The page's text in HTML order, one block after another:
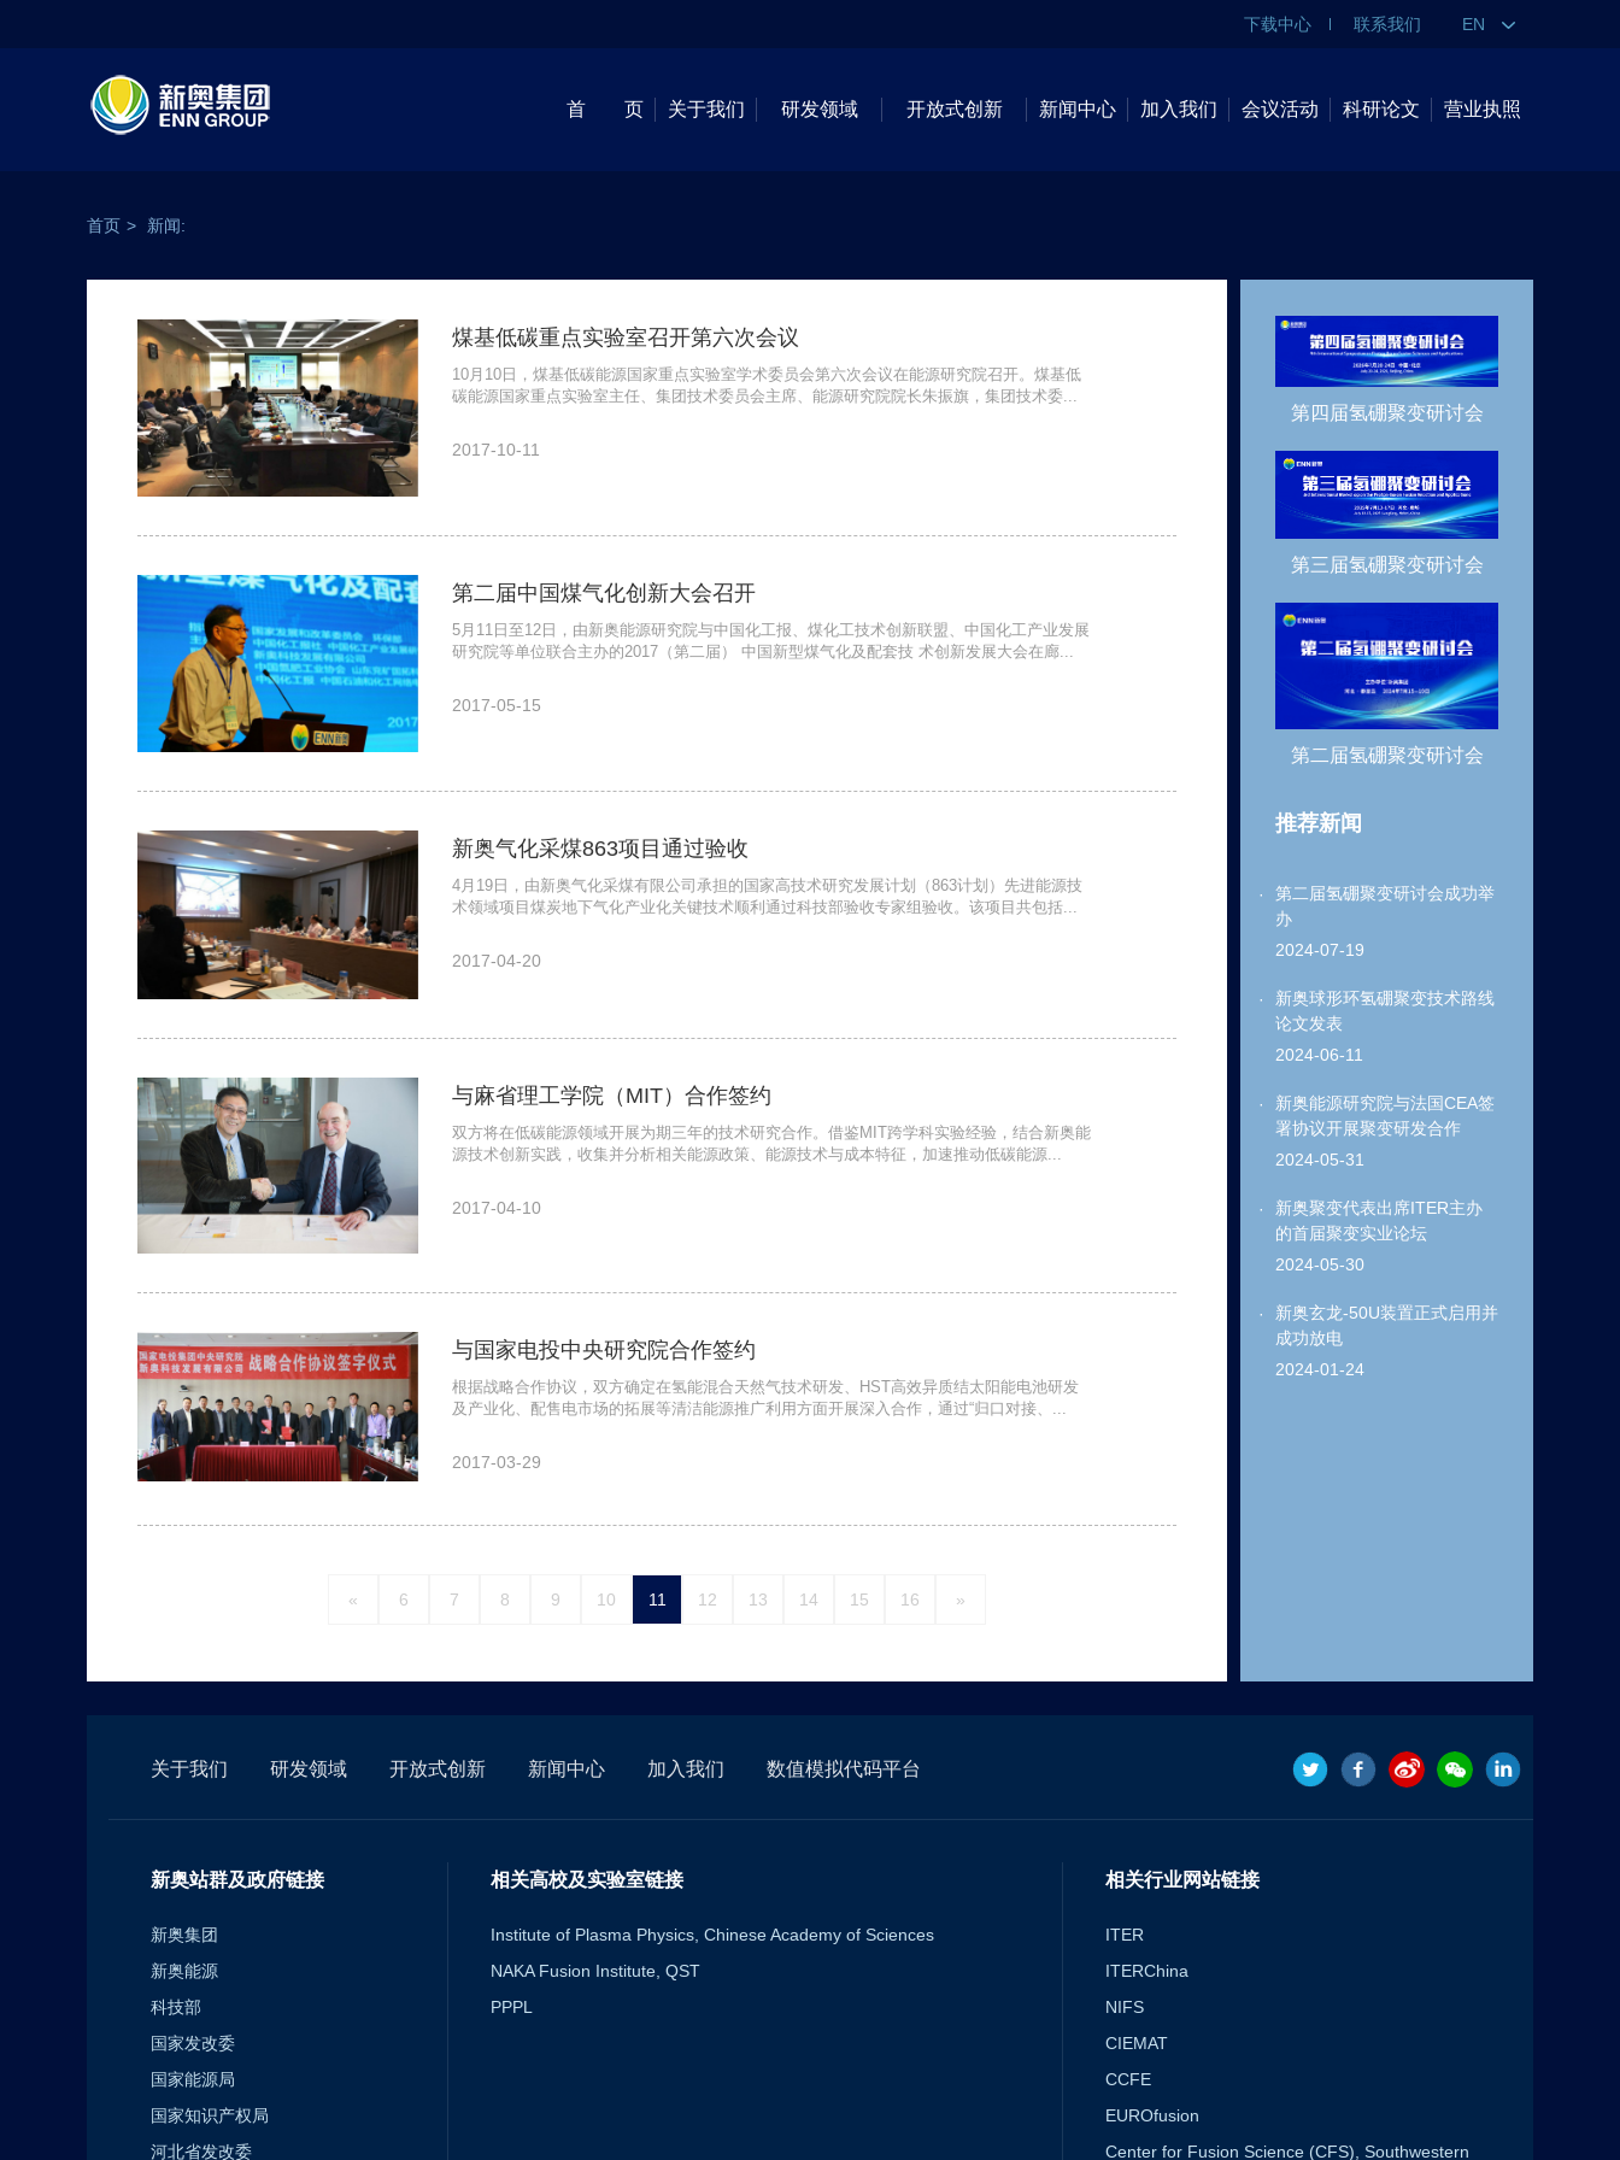
下载中心 联系我们 EN
首 页 关于我们 研发领域 开放式创新 新闻中心 加入我们 会议活动 科研论文 营业执照
首页 > 新闻:
煤基低碳重点实验室召开第六次会议
10月10日，煤基低碳能源国家重点实验室学术委员会第六次会议在能源研究院召开。煤基低
碳能源国家重点实验室主任、集团技术委员会主席、能源研究院院长朱振旗，集团技术委...
2017-10-11
第二届中国煤气化创新大会召开
5月11日至12日，由新奥能源研究院与中国化工报、煤化工技术创新联盟、中国化工产业发展
研究院等单位联合主办的2017（第二届） 中国新型煤气化及配套技 术创新发展大会在廊...
2017-05-15
新奥气化采煤863项目通过验收
4月19日，由新奥气化采煤有限公司承担的国家高技术研究发展计划（863计划）先进能源技
术领域项目煤炭地下气化产业化关键技术顺利通过科技部验收专家组验收。该项目共包括...
2017-04-20
与麻省理工学院（MIT）合作签约
双方将在低碳能源领域开展为期三年的技术研究合作。借鉴MIT跨学科实验经验，结合新奥能
源技术创新实践，收集并分析相关能源政策、能源技术与成本特征，加速推动低碳能源...
2017-04-10
与国家电投中央研究院合作签约
根据战略合作协议，双方确定在氢能混合天然气技术研发、HST高效异质结太阳能电池研发
及产业化、配售电市场的拓展等清洁能源推广利用方面开展深入合作，通过“归口对接、...
2017-03-29
« 6 7 8 9 10 11 12 13 14 15 16 »
第四届氢硼聚变研讨会
第三届氢硼聚变研讨会
第二届氢硼聚变研讨会
推荐新闻
第二届氢硼聚变研讨会成功举
办
2024-07-19
新奥球形环氢硼聚变技术路线
论文发表
2024-06-11
新奥能源研究院与法国CEA签
署协议开展聚变研发合作
2024-05-31
新奥聚变代表出席ITER主办
的首届聚变实业论坛
2024-05-30
新奥玄龙-50U装置正式启用并
成功放电
2024-01-24
关于我们 研发领域 开放式创新 新闻中心 加入我们 数值模拟代码平台
新奥站群及政府链接
新奥集团
新奥能源
科技部
国家发改委
国家能源局
国家知识产权局
河北省发改委
相关高校及实验室链接
Institute of Plasma Physics, Chinese Academy of Sciences
NAKA Fusion Institute, QST
PPPL
相关行业网站链接
ITER
ITERChina
NIFS
CIEMAT
CCFE
EUROfusion
Center for Fusion Science (CFS), Southwestern